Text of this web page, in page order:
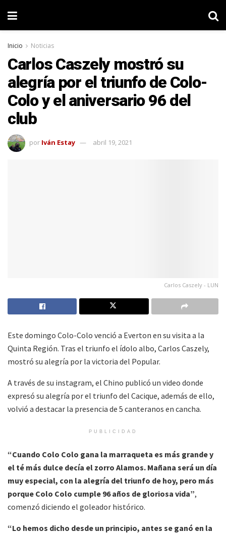
Inicio Noticias
Carlos Caszely mostró su
alegría por el triunfo de Colo-
Colo y el aniversario 96 del
club
por Iván Estay abril 19, 2021
Carlos Caszely - LUN
Este domingo Colo-Colo venció a Everton en su visita a la
Quinta Región. Tras el triunfo el ídolo albo, Carlos Caszely,
mostró su alegría por la victoria del Popular.
A través de su instagram, el Chino publicó un video donde
expresó su alegría por el triunfo del Cacique, además de ello,
volvió a destacar la presencia de 5 canteranos en cancha.
PUBLICIDAD
“Cuando Colo Colo gana la marraqueta es más grande y
el té más dulce decía el zorro Alamos. Mañana será un día
muy especial, con la alegría del triunfo de hoy, pero más
porque Colo Colo cumple 96 años de gloriosa vida”,
comenzó diciendo el goleador histórico.
“Lo hemos dicho desde un principio, antes se ganó en la